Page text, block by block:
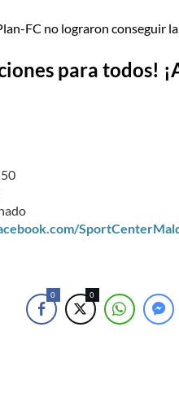
FC no lograron conseguir
para todos!
0 0